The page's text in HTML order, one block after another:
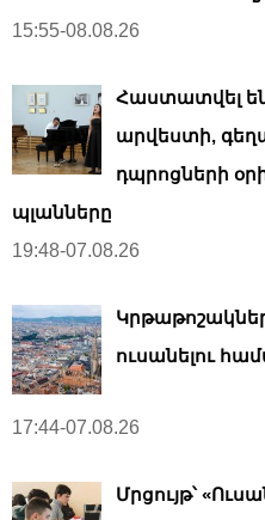
15:55-08.08.26
Հաստատվել
արվեստի,
դպրոցների
պլանները
19:48-07.08.26
ուսանելու
17:44-07.08.26
Մրցույթ՝